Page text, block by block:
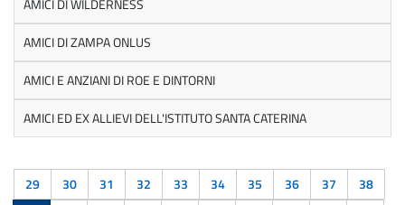
AMICI DI WILDERNESS
AMICI DI ZAMPA ONLUS
AMICI E ANZIANI DI ROE E DINTORNI
AMICI ED EX ALLIEVI DELL'ISTITUTO SANTA CATERINA
29 30 31 32 33 34 35 36 37
38